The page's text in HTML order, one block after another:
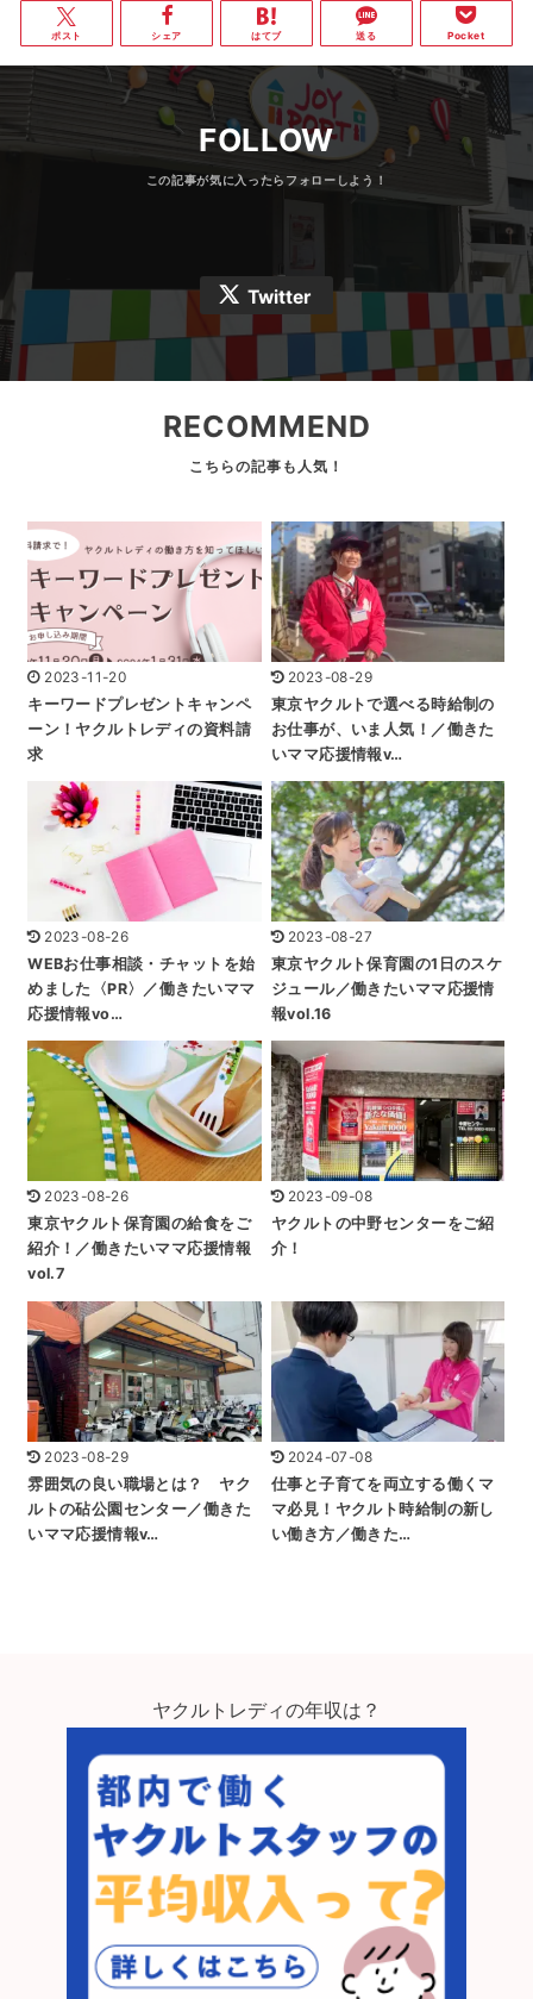
ポスト シェア はてブ 送る Pocket
FOLLOW
Twitter
RECOMMEND
2023-11-20
キーワードプレゼントキャンペ
ーン！ヤクルトレディの資料請
求
2023-08-29
東京ヤクルトで選べる時給制の
お仕事が、いま人気！／働きた
いママ応援情報v…
2023-08-26
WEBお仕事相談・チャットを始
めました〈PR〉／働きたいママ
応援情報vo…
2023-08-27
東京ヤクルト保育園の1日のスケ
ジュール／働きたいママ応援情
報vol.16
2023-08-26
東京ヤクルト保育園の給食をご
紹介！／働きたいママ応援情報
vol.7
2023-09-08
ヤクルトの中野センターをご紹
介！
2023-08-29
雰囲気の良い職場とは？ ヤク
ルトの砧公園センター／働きた
いママ応援情報v…
2024-07-08
仕事と子育てを両立する働くマ
マ必見！ヤクルト時給制の新し
い働き方／働きた…
ヤクルトレディの年収は？